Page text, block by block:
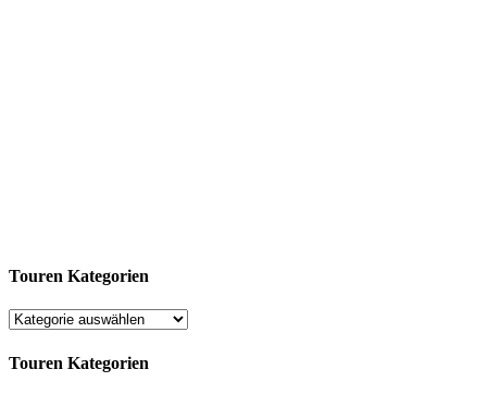
Touren Kategorien
Touren Kategorien